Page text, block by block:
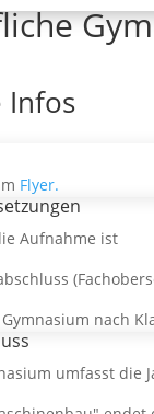
Infos
Flyer.
Aufnahme ist
nach
umfasst die